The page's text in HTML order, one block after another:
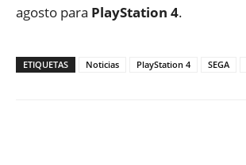
agosto para PlayStation 4.
ETIQUETAS Noticias PlayStation 4 SEGA